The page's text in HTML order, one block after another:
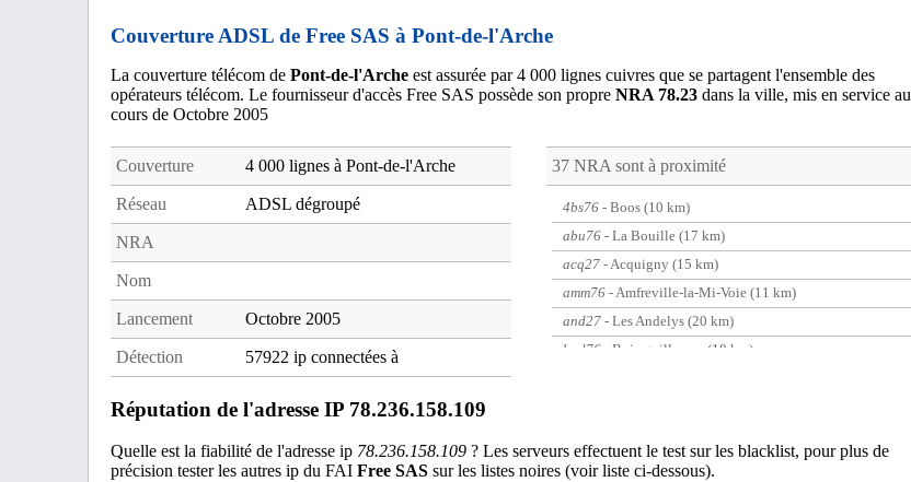
Couverture ADSL de Free SAS à Pont-de-l'Arche
La couverture télécom de Pont-de-l'Arche est assurée par 4 000 lignes cuivres que se partagent l'ensemble des
opérateurs télécom. Le fournisseur d'accès Free SAS possède son propre NRA 78.23 dans la ville, mis en service au
cours de Octobre 2005
Couverture 4 000 lignes à Pont-de-l'Arche
Réseau ADSL dégroupé
NRA
Nom
Lancement Octobre 2005
Détection 57922 ip connectées à
37 NRA sont à proximité
4bs76 - Boos (10 km)
abu76 - La Bouille (17 km)
acq27 - Acquigny (15 km)
amm76 - Amfreville-la-Mi-Voie (11 km)
and27 - Les Andelys (20 km)
bgd76 - Bois-guillaume (18 km)
dae76
- Darnetal (16 km)
Réputation de l'adresse IP 78.236.158.109
Quelle est la fiabilité de l'adresse ip 78.236.158.109 ? Les serveurs effectuent le test sur les blacklist, pour plus de
précision tester les autres ip du FAI Free SAS sur les listes noires (voir liste ci-dessous).